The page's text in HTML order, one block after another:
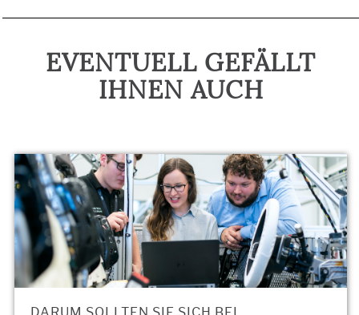
EVENTUELL GEFÄLLT
IHNEN AUCH